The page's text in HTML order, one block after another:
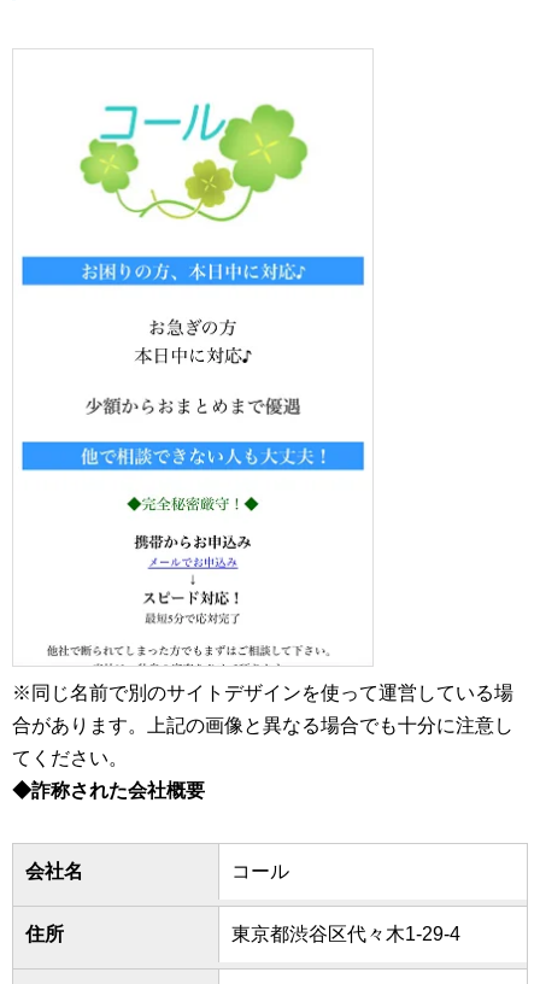
※同じ名前で別のサイトデザインを使って運営している場
合があります。上記の画像と異なる場合でも十分に注意し
てください。
◆詐称された会社概要
会社名 コール
住所 東京都渋谷区代々木1-29-4